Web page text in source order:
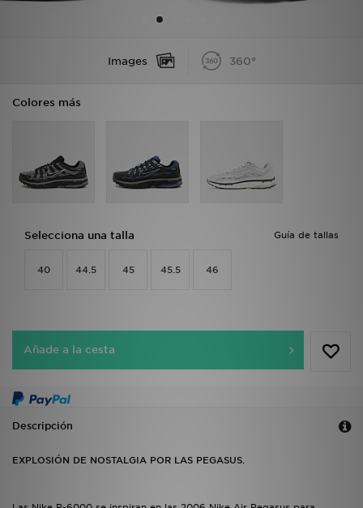
Images 360°
Colores más
Guía de tallas
Selecciona una talla
40 44.5 45 45.5 46
Añade a la cesta
Descripción
EXPLOSIÓN DE NOSTALGIA POR LAS PEGASUS.